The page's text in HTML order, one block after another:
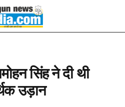
सिंह ने दी थी
उड़ान